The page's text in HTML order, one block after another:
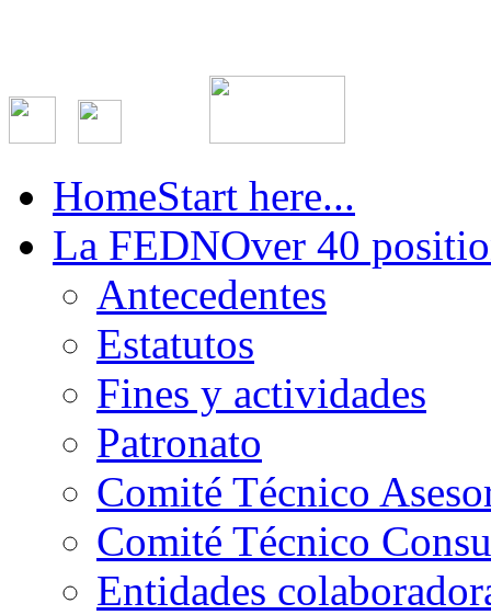
HomeStart here...
La FEDNOver 40
Antecedentes
Estatutos
Fines y actividades
Patronato
Comité Técnico
Comité Técnico
Entidades